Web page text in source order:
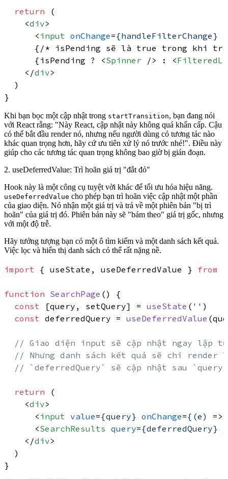
return (
<div>
< input onChange={handleFilterChange}
{/* isPending sẽ là true trong khi
      {isPending ?
<Spinner /> : <
</div>
  )
Khi bạn bọc một cập nhật trong startTransition, bạn đang nói
với React rằng: "Này React, cập nhật này không quá khẩn cấp. Cậu
có thể bắt đầu render nó, nhưng nếu người dùng có tương tác nào
khác quan trọng hơn, hãy cứ ưu tiên xử lý nó trước nhé!". Điều này
giúp cho các tương tác quan trọng không bao giờ bị gián đoạn.
2. useDeferredValue: Trì hoãn giá trị "đắt đỏ"
Hook này là một công cụ tuyệt vời khác để tối ưu hóa hiệu năng.
useDeferredValue cho phép bạn trì hoãn việc cập nhật một phần
của giao diện. Nó nhận một giá trị và trả về một phiên bản "bị trì
hoãn" của giá trị đó. Phiên bản này sẽ "bám theo" giá trị gốc, nhưng
với một độ trễ.
Hãy tưởng tượng bạn có một ô tìm kiếm và một danh sách kết quả.
Việc lọc và hiển thị danh sách có thể rất nặng nề.
import { useState, useDeferredValue } from
function SearchPage () {
const [query, setQuery] = useState ( '' )
const deferredQuery = useDeferredValue
// Giao diện input sẽ cập nhật ngay lập
// Nhưng danh sách kết quả sẽ chỉ
// `deferredQuery` sẽ cập nhật sau
return (
<div>
< input value={query} onChange={(e) =>
<SearchResults query={deferredQuery}
</div>
  )